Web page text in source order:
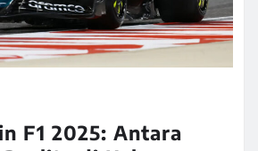
F1 2025: Antara